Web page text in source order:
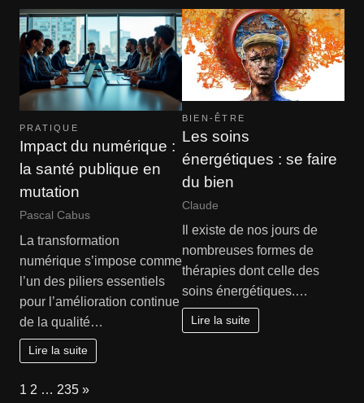
PRATIQUE
Impact du numérique :
la santé publique en
mutation
Pascal Cabus
La transformation
numérique s’impose comme
l’un des piliers essentiels
pour l’amélioration continue
de la qualité…
Lire la suite
BIEN-ÊTRE
Les soins
énergétiques : se faire
du bien
Claude
Il existe de nos jours de
nombreuses formes de
thérapies dont celle des
soins énergétiques.…
Lire la suite
Page:
1 2 … 235 Next
»